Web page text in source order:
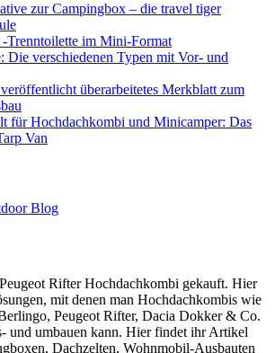
zur Campingbox – die travel tiger
Trenntoilette im Mini-Format
Die verschiedenen Typen mit Vor- und
überarbeitetes Merkblatt zum
für Hochdachkombi und Minicamper: Das
Van
Rifter Hochdachkombi gekauft. Hier
mit denen man Hochdachkombis wie
Peugeot Rifter, Dacia Dokker & Co.
und umbauen kann. Hier findet ihr Artikel
Dachzelten, Wohnmobil-Ausbauten